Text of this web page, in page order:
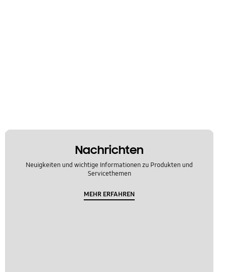
Nachrichten
Neuigkeiten und wichtige Informationen zu Produkten und
Servicethemen
MEHR ERFAHREN